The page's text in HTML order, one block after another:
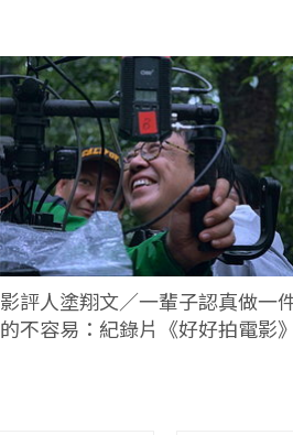
影評人塗翔文／一輩子認真做一
的不容易：紀錄片《好好拍電影